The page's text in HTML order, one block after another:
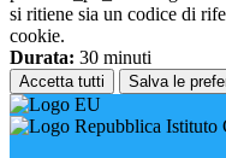
si ritiene sia un codice di
cookie.
Durata: 30 minuti
Accetta tutti Salva le
Istituto